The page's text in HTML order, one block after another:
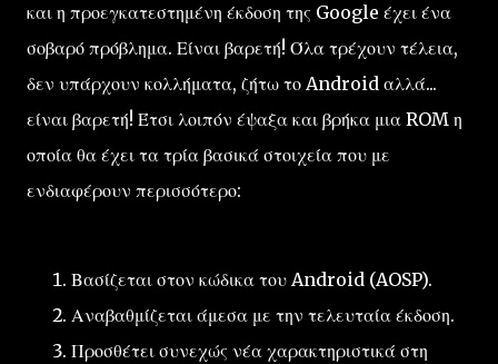
και η προεγκατεστημένη έκδοση της Google έχει ένα
σοβαρό πρόβλημα. Είναι βαρετή! Όλα τρέχουν τέλεια,
δεν υπάρχουν κολλήματα, ζήτω το Android αλλά...
είναι βαρετή! Έτσι λοιπόν έψαξα και βρήκα μια ROM η
οποία θα έχει τα τρία βασικά στοιχεία που με
ενδιαφέρουν περισσότερο:
Βασίζεται στον κώδικα του Android (AOSP).
Αναβαθμίζεται άμεσα με την τελευταία έκδοση.
Προσθέτει συνεχώς νέα χαρακτηριστικά στη